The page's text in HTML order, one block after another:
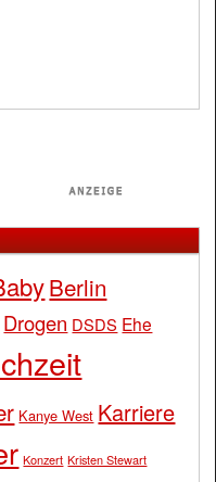
Berlin
Drogen DSDS Ehe
Kanye West Karriere
Konzert Kristen Stewart